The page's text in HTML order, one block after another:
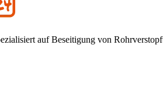
auf Beseitigung von